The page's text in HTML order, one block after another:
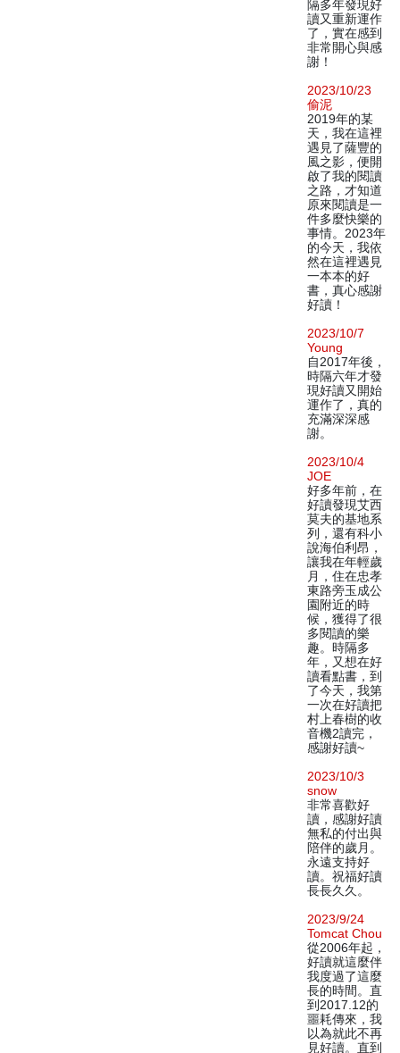
隔多年發現好
讀又重新運作
了，實在感到
非常開心與感
謝！
2023/10/23
偷泥
2019年的某
天，我在這裡
遇見了薩豐的
風之影，便開
啟了我的閱讀
之路，才知道
原來閱讀是一
件多麼快樂的
事情。2023年
的今天，我依
然在這裡遇見
一本本的好
書，真心感謝
好讀！
2023/10/7
Young
自2017年後，
時隔六年才發
現好讀又開始
運作了，真的
充滿深深感
謝。
2023/10/4
JOE
好多年前，在
好讀發現艾西
莫夫的基地系
列，還有科小
說海伯利昂，
讓我在年輕歲
月，住在忠孝
東路旁玉成公
園附近的時
候，獲得了很
多閱讀的樂
趣。時隔多
年，又想在好
讀看點書，到
了今天，我第
一次在好讀把
村上春樹的收
音機2讀完，
感謝好讀~
2023/10/3
snow
非常喜歡好
讀，感謝好讀
無私的付出與
陪伴的歲月。
永遠支持好
讀。祝福好讀
長長久久。
2023/9/24
Tomcat Chou
從2006年起，
好讀就這麼伴
我度過了這麼
長的時間。直
到2017.12的
噩耗傳來，我
以為就此不再
見好讀。直到